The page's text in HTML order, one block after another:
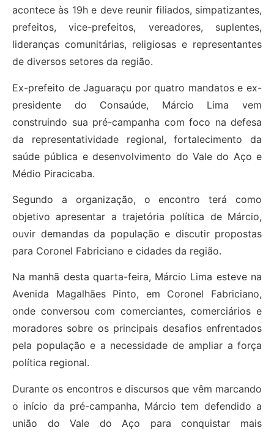
acontece às 19h e deve reunir filiados, simpatizantes,
prefeitos, vice-prefeitos, vereadores, suplentes,
lideranças comunitárias, religiosas e representantes
de diversos setores da região.
Ex-prefeito de Jaguaraçu por quatro mandatos e ex-
presidente do Consaúde, Márcio Lima vem
construindo sua pré-campanha com foco na defesa
da representatividade regional, fortalecimento da
saúde pública e desenvolvimento do Vale do Aço e
Médio Piracicaba.
Segundo a organização, o encontro terá como
objetivo apresentar a trajetória política de Márcio,
ouvir demandas da população e discutir propostas
para Coronel Fabriciano e cidades da região.
Na manhã desta quarta-feira, Márcio Lima esteve na
Avenida Magalhães Pinto, em Coronel Fabriciano,
onde conversou com comerciantes, comerciários e
moradores sobre os principais desafios enfrentados
pela população e a necessidade de ampliar a força
política regional.
Durante os encontros e discursos que vêm marcando
o início da pré-campanha, Márcio tem defendido a
união do Vale do Aço para conquistar mais